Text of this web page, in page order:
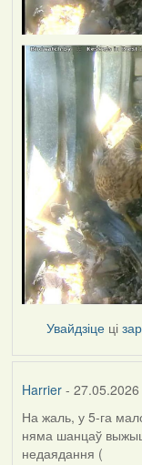
Увайдзіце ці
Harrier- 27.05.2026
На жаль, у 5-га
няма шанцаў
недаядання (